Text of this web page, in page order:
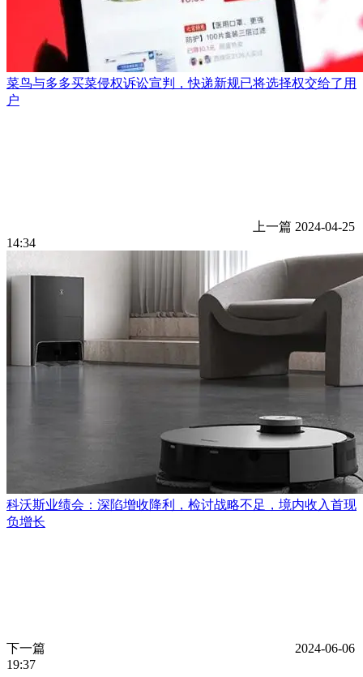
菜鸟与多多买菜侵权诉讼宣判，快递新规已将选择权交给了用
户
上一篇 2024-04-25
14:34
科沃斯业绩会：深陷增收降利，检讨战略不足，境内收入首现
负增长
下一篇
2024-06-06
19:37